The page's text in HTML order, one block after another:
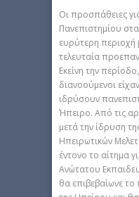
Οι προσπάθειες
Πανεπιστημίου
ευρύτερη
τελευταία
Εκείνη την
διανοούμενοι
ιδρύσουν
Ήπειρο. Από τις
μετά την ίδρυση
Ηπειρωτικών
έντονο το αίτημα
Ανώτατου
θα επιβεβαίωνε το